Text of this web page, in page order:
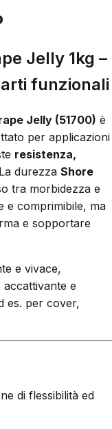
Jelly 1kg –
funzionali
Jelly (51700) è
per applicazioni
resistenza,
durezza Shore
tra morbidezza e
e comprimibile, ma
e sopportare
e vivace,
e
es. per cover,
di flessibilità ed